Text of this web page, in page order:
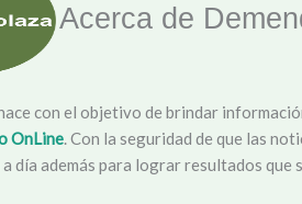
Acerca de
con el objetivo de brindar
OnLine. Con la seguridad de que las
día además para lograr resultados